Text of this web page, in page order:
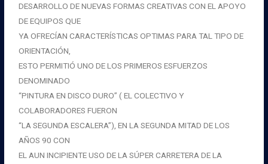
DESARROLLO DE NUEVAS FORMAS CREATIVAS CON EL APOYO
DE EQUIPOS QUE
YA OFRECÍAN CARACTERÍSTICAS OPTIMAS PARA TAL TIPO DE
ORIENTACIÓN,
ESTO PERMITIÓ UNO DE LOS PRIMEROS ESFUERZOS
DENOMINADO
“PINTURA EN DISCO DURO” ( EL COLECTIVO Y
COLABORADORES FUERON
“LA SEGUNDA ESCALERA”), EN LA SEGUNDA MITAD DE LOS
AÑOS 90 CON
EL AUN INCIPIENTE USO DE LA SÚPER CARRETERA DE LA